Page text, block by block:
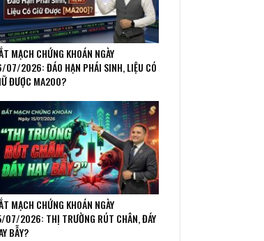
MẠCH CHỨNG KHOÁN NGÀY
07/2026: ĐÁO HẠN PHÁI SINH, LIỆU CÓ
ĐƯỢC MA200?
MẠCH CHỨNG KHOÁN NGÀY
07/2026: THỊ TRƯỜNG RÚT CHÂN, ĐÁY
BẪY?